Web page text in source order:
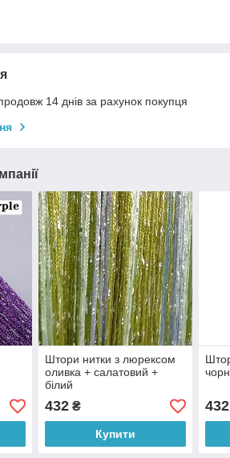
14 днів за рахунок покупця
Штори нитки з люрексом
оливка + салатовий +
білий
432₴
Купити
432